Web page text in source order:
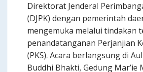
Direktorat Jenderal
(DJPK) dengan pemerintah
mengemuka melalui tindakan
penandatanganan Perjanjian
(PKS). Acara berlangsung di
Buddhi Bhakti, Gedung Mar’ie